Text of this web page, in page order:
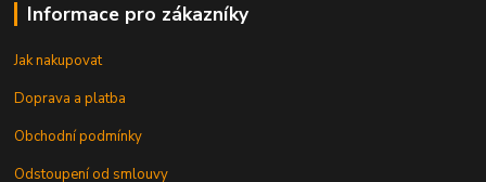
Informace pro zákazníky
Jak nakupovat
Doprava a platba
Obchodní podmínky
Odstoupení od smlouvy